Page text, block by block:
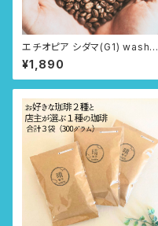
エチオピア シダマ(G1) washe
d 飲み方選べる3タイプ
¥1,890